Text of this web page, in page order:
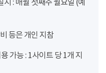
: 매월 첫째주 월요일 (예
등은 개인 지참
가능 : 1사이트 당 1개 지